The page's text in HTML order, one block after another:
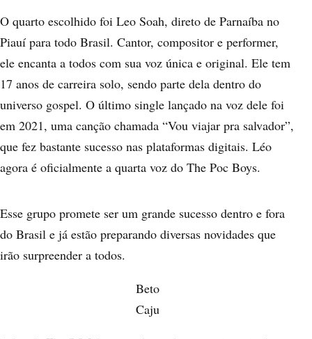
O quarto escolhido foi Leo Soah, direto de Parnaíba no
Piauí para todo Brasil. Cantor, compositor e performer,
ele encanta a todos com sua voz única e original. Ele tem
17 anos de carreira solo, sendo parte dela dentro do
universo gospel. O último single lançado na voz dele foi
em 2021, uma canção chamada “Vou viajar pra salvador”,
que fez bastante sucesso nas plataformas digitais. Léo
agora é oficialmente a quarta voz do The Poc Boys.
Esse grupo promete ser um grande sucesso dentro e fora
do Brasil e já estão preparando diversas novidades que
irão surpreender a todos.
Beto
Caju